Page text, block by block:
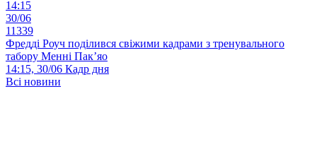
14:15
30/06
11339
Фредді Роуч поділився свіжими кадрами з тренувального
табору Менні Пак’яо
14:15, 30/06 Кадр дня
Всі новини